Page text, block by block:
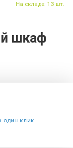
шкаф
На складе: 13 шт.
один клик